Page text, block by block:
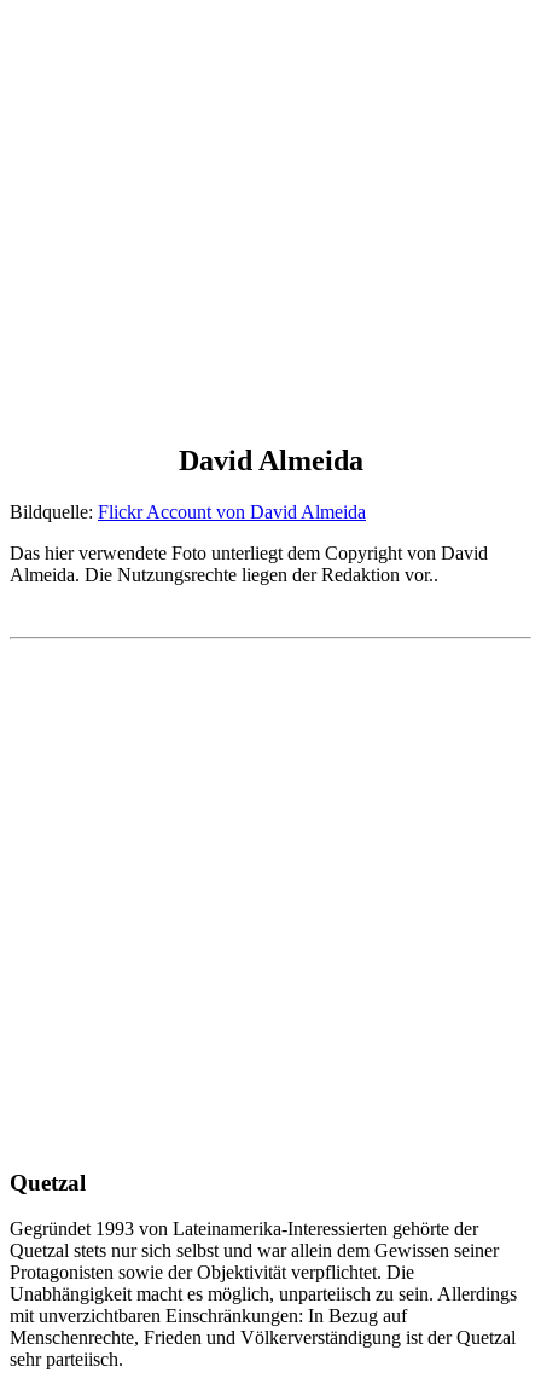
David Almeida
Bildquelle: Flickr Account von David Almeida
Das hier verwendete Foto unterliegt dem Copyright von David
Almeida. Die Nutzungsrechte liegen der Redaktion vor..
Quetzal
Gegründet 1993 von Lateinamerika-Interessierten gehörte der
Quetzal stets nur sich selbst und war allein dem Gewissen seiner
Protagonisten sowie der Objektivität verpflichtet. Die
Unabhängigkeit macht es möglich, unparteiisch zu sein. Allerdings
mit unverzichtbaren Einschränkungen: In Bezug auf
Menschenrechte, Frieden und Völkerverständigung ist der Quetzal
sehr parteiisch.